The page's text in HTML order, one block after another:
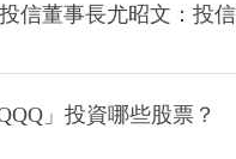
信董事長尤昭文：投信
」投資哪些股票？